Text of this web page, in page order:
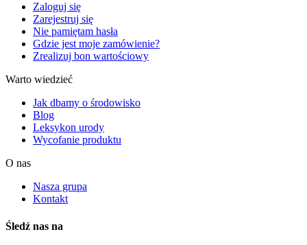
Zaloguj się
Zarejestruj się
Nie pamiętam hasła
Gdzie jest moje zamówienie?
Zrealizuj bon wartościowy
Warto wiedzieć
Jak dbamy o środowisko
Blog
Leksykon urody
Wycofanie produktu
O nas
Nasza grupa
Kontakt
Śledź nas na